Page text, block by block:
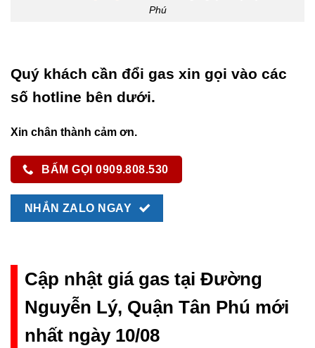
Phú
Quý khách cần đổi gas xin gọi vào các
số hotline bên dưới.
Xin chân thành cảm ơn.
BẤM GỌI 0909.808.530
NHẮN ZALO NGAY
Cập nhật giá gas tại Đường
Nguyễn Lý, Quận Tân Phú mới
nhất ngày 10/08